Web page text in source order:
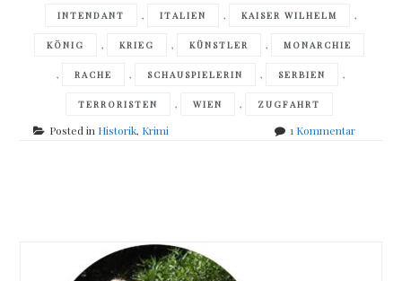
INTENDANT , ITALIEN , KAISER WILHELM ,
KÖNIG , KRIEG , KÜNSTLER , MONARCHIE
, RACHE , SCHAUSPIELERIN , SERBIEN ,
TERRORISTEN , WIEN , ZUGFAHRT
Posted in Historik, Krimi 1 Kommentarzu
navigation